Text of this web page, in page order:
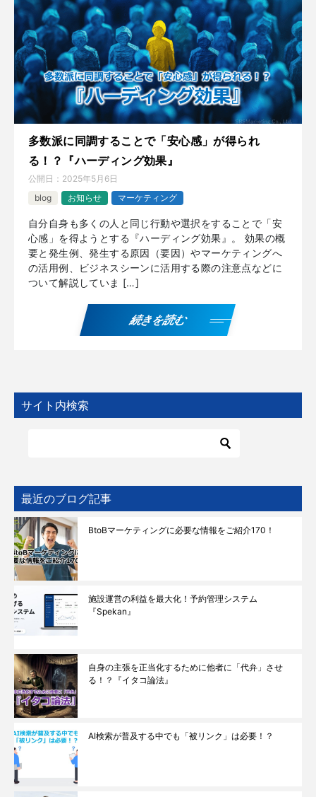
多数派に同調することで「安心感」が得られ
る！？『ハーディング効果』
公開日： 2025年5月6日
blog
お知らせ マーケティング
自分自身も多くの人と同じ行動や選択をすることで「安
心感」を得ようとする『ハーディング効果』。 効果の概
要と発生例、発生する原因（要因）やマーケティングへ
の活用例、ビジネスシーンに活用する際の注意点などに
ついて解説していま […]
続きを読む
サイト内検索
最近のブログ記事
BtoBマーケティングに必要な情報をご紹介170！
施設運営の利益を最大化！予約管理システム
『Spekan』
自身の主張を正当化するために他者に「代弁」させ
る！？『イタコ論法』
AI検索が普及する中でも「被リンク」は必要！？